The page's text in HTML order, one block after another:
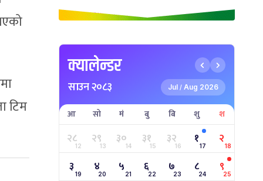
टिम
क्यालेन्डर
साउन २०८३ Jul / Aug 2026
आ सो मं बु बि शु श
२८12 २९13 ३०14 ३१15 ३२16 १17 २18
३ 19 ४20 ५ 21 ६22 ७23 ८24 ९25